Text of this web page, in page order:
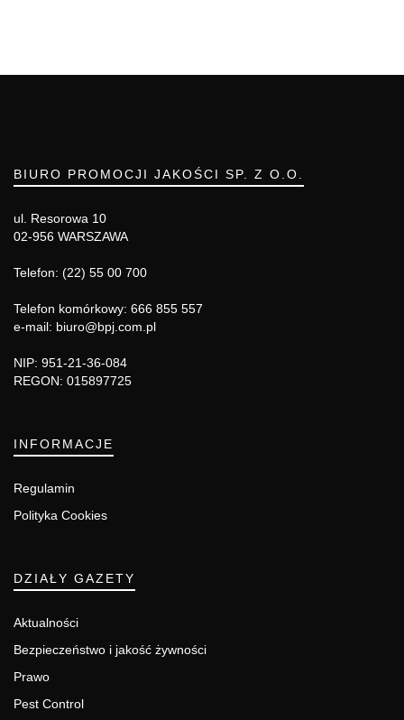
BIURO PROMOCJI JAKOŚCI SP. Z O.O.
ul. Resorowa 10
02-956 WARSZAWA
Telefon: (22) 55 00 700
Telefon komórkowy: 666 855 557
e-mail: biuro@bpj.com.pl
NIP: 951-21-36-084
REGON: 015897725
INFORMACJE
Regulamin
Polityka Cookies
DZIAŁY GAZETY
Aktualności
Bezpieczeństwo i jakość żywności
Prawo
Pest Control